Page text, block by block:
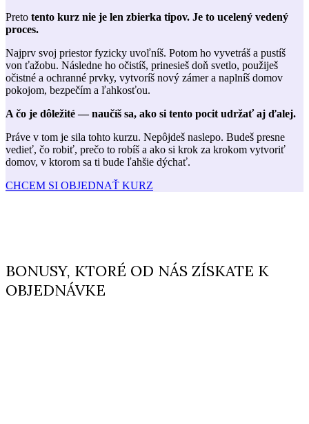
Preto tento kurz nie je len zbierka tipov. Je to ucelený vedený
proces.
Najprv svoj priestor fyzicky uvoľníš. Potom ho vyvetráš a pustíš
von ťažobu. Následne ho očistíš, prinesieš doň svetlo, použiješ
očistné a ochranné prvky, vytvoríš nový zámer a naplníš domov
pokojom, bezpečím a ľahkosťou.
A čo je dôležité — naučíš sa, ako si tento pocit udržať aj ďalej.
Práve v tom je sila tohto kurzu. Nepôjdeš naslepo. Budeš presne
vedieť, čo robiť, prečo to robíš a ako si krok za krokom vytvoriť
domov, v ktorom sa ti bude ľahšie dýchať.
CHCEM SI OBJEDNAŤ KURZ
BONUSY, KTORÉ OD NÁS ZÍSKATE K
OBJEDNÁVKE